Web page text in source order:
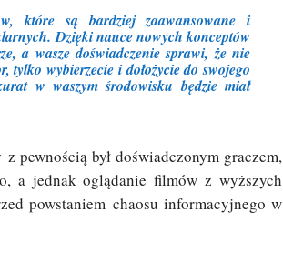
które są bardziej zaawansowane i
Dzięki nauce nowych konceptów
a wasze doświadczenie sprawi, że nie
tylko wybierzecie i dołożycie do swojego
w waszym środowisku będzie miał
z pewnością był doświadczonym graczem,
a jednak oglądanie filmów z wyższych
powstaniem chaosu informacyjnego w